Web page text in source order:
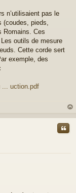
n’utilisaient pas le
(coudes, pieds,
Romains. Ces
outils de mesure
Cette corde sert
exemple, des
... uction.pdf
Citer